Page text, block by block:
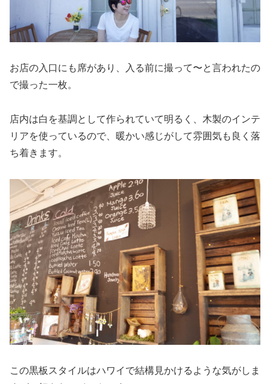
お店の入口にも席があり、入る前に撮って〜と言われたの
で撮った一枚。
店内は白を基調として作られていて明るく、木製のインテ
リアを使っているので、暖かい感じがして雰囲気も良く落
ち着きます。
この黒板スタイルはハワイで結構見かけるような気がしま